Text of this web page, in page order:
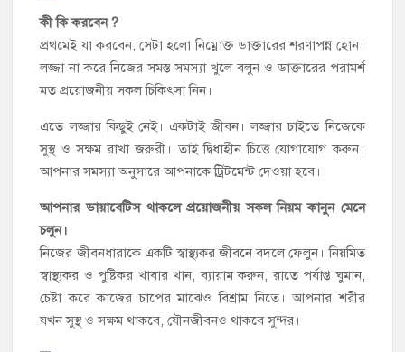
কী কি করবেন ?
প্রথমেই যা করবেন, সেটা হলো নিম্নোক্ত ডাক্তারের শরণাপন্ন হোন।
লজ্জা না করে নিজের সমস্ত সমস্যা খুলে বলুন ও ডাক্তারের পরামর্শ
মত প্রয়োজনীয় সকল চিকিৎসা নিন।
এতে লজ্জার কিছুই নেই। একটাই জীবন। লজ্জার চাইতে নিজেকে
সুস্থ ও সক্ষম রাখা জরুরী। তাই দ্বিধাহীন চিত্তে যোগাযোগ করুন।
আপনার সমস্যা অনুসারে আপনাকে ট্রিটমেন্ট দেওয়া হবে।
আপনার ডায়াবেটিস থাকলে প্রয়োজনীয় সকল নিয়ম কানুন মেনে
চলুন।
নিজের জীবনধারাকে একটি স্বাস্থ্যকর জীবনে বদলে ফেলুন। নিয়মিত
স্বাস্থ্যকর ও পুষ্টিকর খাবার খান, ব্যায়াম করুন, রাতে পর্যাপ্ত ঘুমান,
চেষ্টা করে কাজের চাপের মাঝেও বিশ্রাম নিতে। আপনার শরীর
যখন সুস্থ ও সক্ষম থাকবে, যৌনজীবনও থাকবে সুন্দর।